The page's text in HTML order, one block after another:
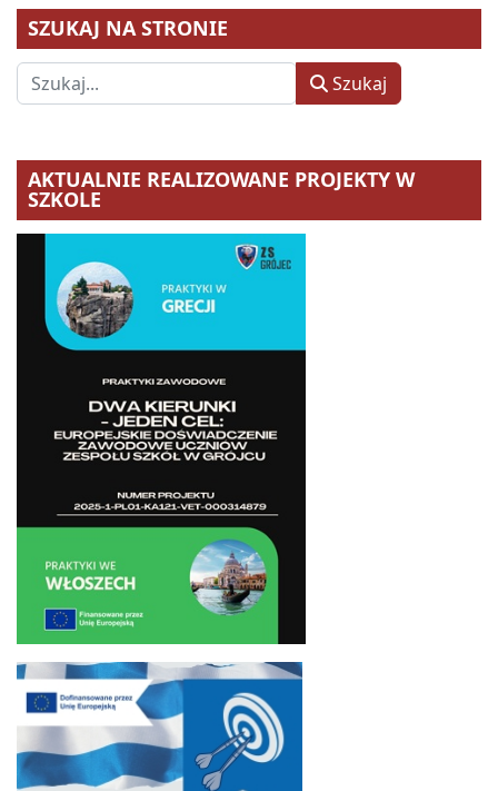
SZUKAJ NA STRONIE
Szukaj Szukaj
AKTUALNIE REALIZOWANE PROJEKTY W
SZKOLE